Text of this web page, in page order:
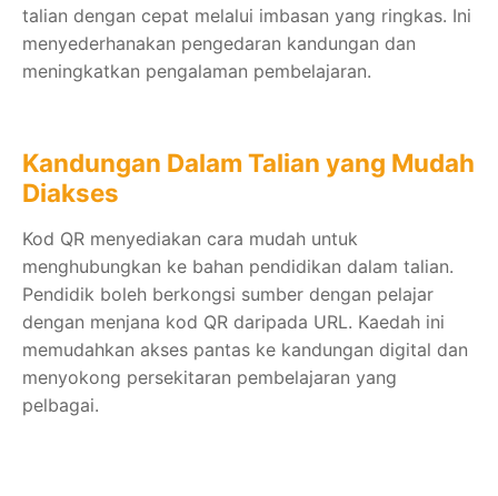
talian dengan cepat melalui imbasan yang ringkas. Ini
menyederhanakan pengedaran kandungan dan
meningkatkan pengalaman pembelajaran.
Kandungan Dalam Talian yang Mudah
Diakses
Kod QR menyediakan cara mudah untuk
menghubungkan ke bahan pendidikan dalam talian.
Pendidik boleh berkongsi sumber dengan pelajar
dengan menjana kod QR daripada URL. Kaedah ini
memudahkan akses pantas ke kandungan digital dan
menyokong persekitaran pembelajaran yang
pelbagai.